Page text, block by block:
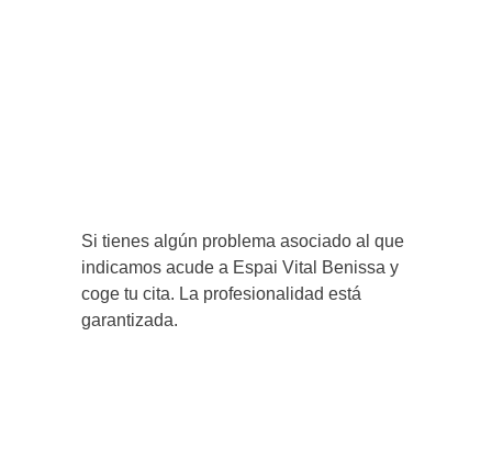
Si tienes algún problema asociado al que
indicamos acude a Espai Vital Benissa y
coge tu cita. La profesionalidad está
garantizada.